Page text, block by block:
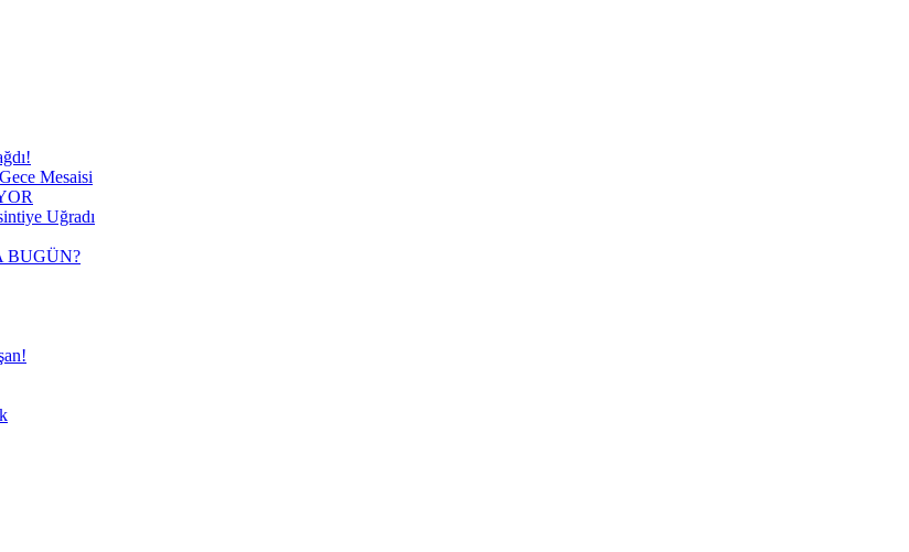
Mesaisi
Uğradı
BUGÜN?